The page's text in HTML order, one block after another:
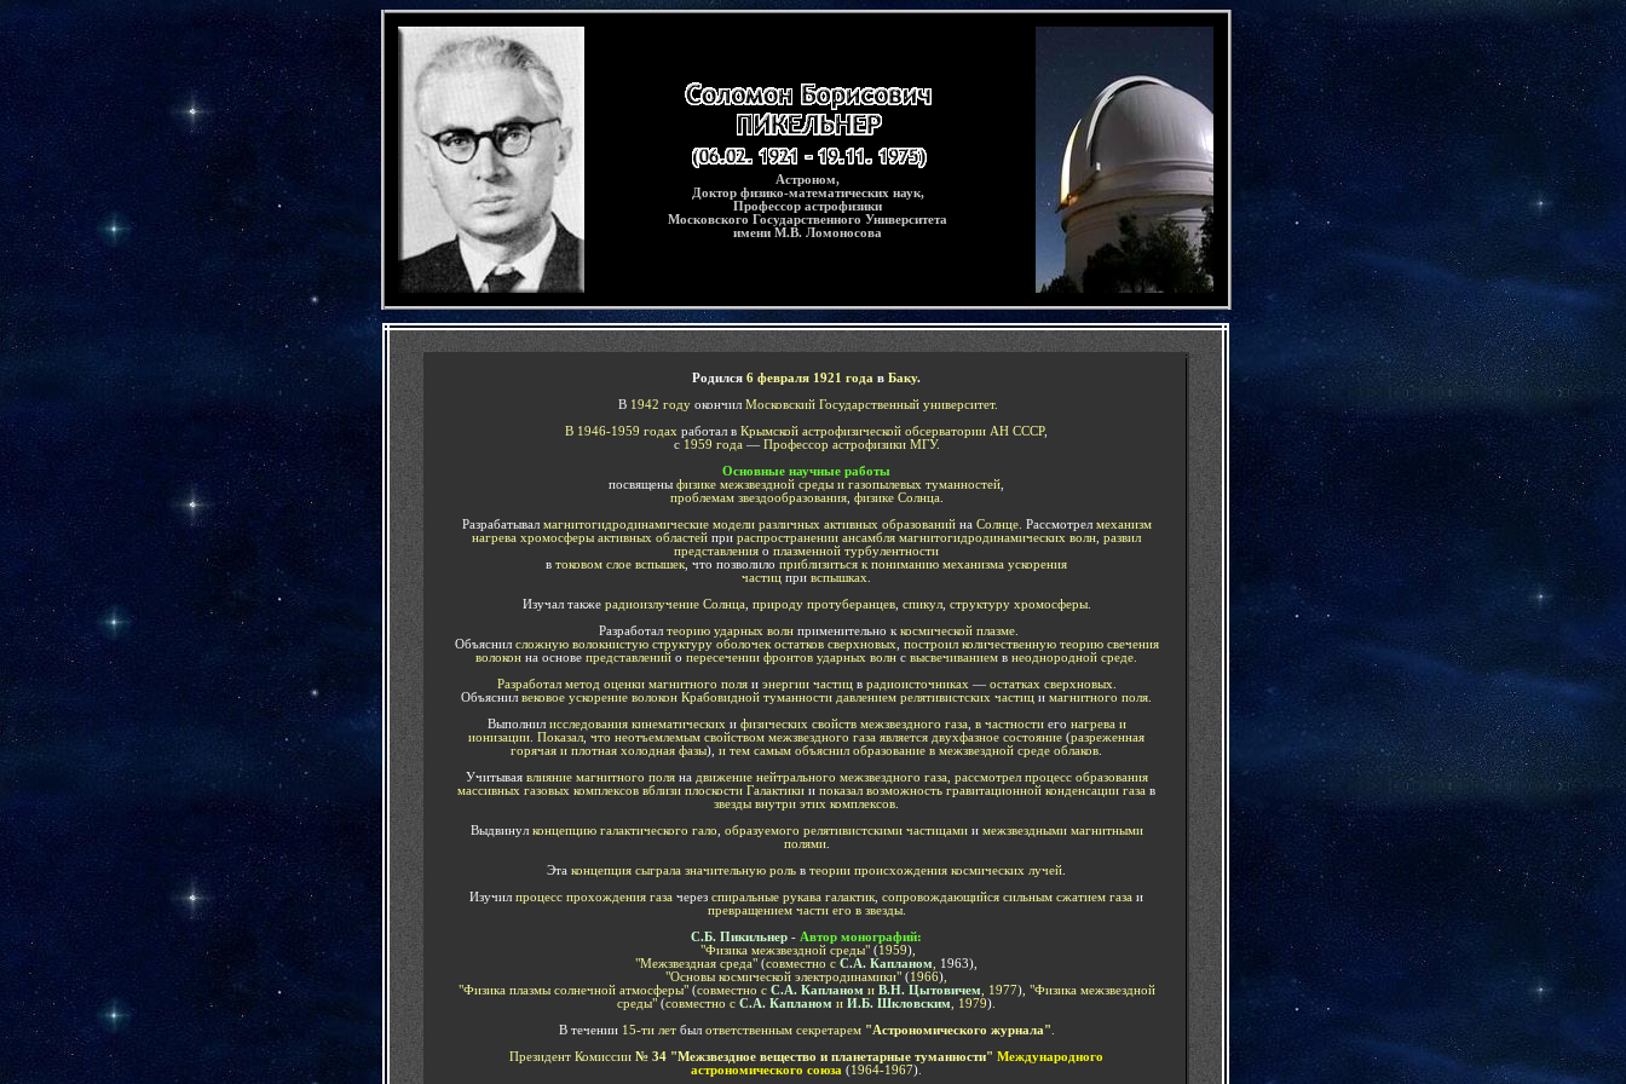
Астроном,
Доктор физико-математических наук,
Профессор астрофизики
Московского Государственного Университета
имени М.В. Ломоносова
-
Родился 6 февраля 1921 года в Баку.
В 1942 году окончил Московский Государственный университет.
В 1946-1959 годах работал в Крымской астрофизической обсерватории АН СССР,
с1959 года — Профессор астрофизики МГУ.
Основные научные работы
посвящены физике межзвездной среды и газопылевых туманностей
проблемам звездообразования, физике Солнца
Разрабатывал магнитогидродинамические модели различных активных образований на Солнце. Рассмотрел механизм
нагрева хромосферы активных областей при распространении ансамбля магнитогидродинамических волн развил
представления о плазменной турбулентности
в токовом слое вспышек , что позволило приблизиться к пониманию механизма ускорения
частиц при вспышках.
Изучал также радиоизлучение Солнца природу протуберанцев, спикул, структуру хромосферы.
Разработал теорию ударных волн применительно к космической плазме.
Объяснил сложную волокнистую структуру оболочек остатков сверхновых
построил количественную теорию свечения
волокон на основе представлений о пересечении фронтов ударных волн с высвечиванием в неоднородной среде.
Разработал метод оценки магнитного поля и энергии частиц врадиоисточниках — остатках сверхновых
Объяснил вековое ускорение волокон Крабовидной туманности давлением релятивистских частиц и магнитного поля.
Выполнил исследования кинематических ифизических свойств межзвездного газа в частности его нагрева и
ионизации Показал что неотъемлемым свойством межзвездного газа является двухфазное состояние (разреженная
горячая и плотная холодная фазы), и тем самым объяснил образование в межзвездной среде облаков
Учитываявлияние магнитного поля на движение нейтрального межзвездного газа, рассмотрел процесс образования
массивных газовых комплексов вблизи плоскости Галактики и показал возможность гравитационной конденсации газа в
звезды внутри этих комплексов
Выдвинул концепцию галактического гало образуемого релятивистскими частицами имежзвездными магнитными
полями.
Эта концепция сыграла значительную роль в теории происхождения космических лучей
Изучил процесс прохождения газа через спиральные рукава галактик сопровождающийся сильным сжатием газа и
превращением части его в звезды.
С.Б. Пикильнер - Автор монографий:
"Физика межзвездной среды" (1959)
"Межзвездная среда" (совместно с С.А. Капланом
1963),
"Основы космической электродинамики" (1966)
"Физика плазмы солнечной атмосферы" (совместно с С.А. Капланом и В.Н. Цытовичем , 1977), "Физика межзвездной
среды" (совместно с С.А. Капланом и И.Б. Шкловским , 1979)
В течении15-ти лет был ответственным секретарем "Астрономического журнала"
Президент Комиссии № 34 "Межзвездное вещество и планетарные туманности" Международного
астрономического союза (1964-1967)